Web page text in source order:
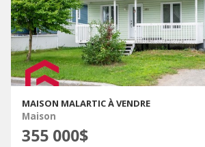
MAISON MALARTIC À VENDRE
Maison
355 000$